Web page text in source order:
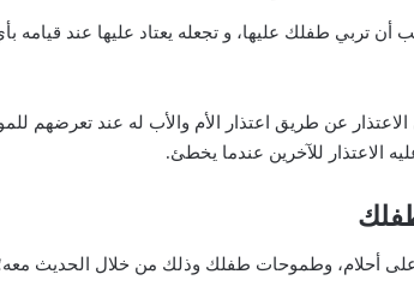
أن تربي طفلك عليها، و تجعله يعتاد عليها عند
عن طريق اعتذار الأم والأب له عند تعرضهم
الاعتذار للآخرين عندما يخطئ.
أحلام، وطموحات طفلك وذلك من خلال الحديث